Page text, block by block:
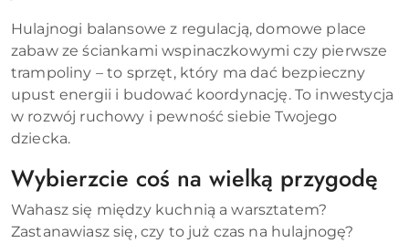
Hulajnogi balansowe z regulacją, domowe place
zabaw ze ściankami wspinaczkowymi czy pierwsze
trampoliny – to sprzęt, który ma dać bezpieczny
upust energii i budować koordynację. To inwestycja
w rozwój ruchowy i pewność siebie Twojego
dziecka.
Wybierzcie coś na wielką przygodę
Wahasz się między kuchnią a warsztatem?
Zastanawiasz się, czy to już czas na hulajnogę?